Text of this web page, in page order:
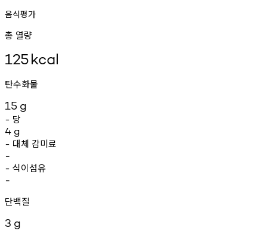
음식평가
총 열량
125kcal
탄수화물
15 g
- 당
4 g
- 대체 감미료
-
- 식이섬유
-
단백질
3 g